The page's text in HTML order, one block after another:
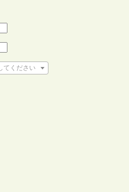
てください
さい